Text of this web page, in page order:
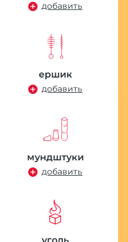
добавить
ершик
добавить
мундштуки
добавить